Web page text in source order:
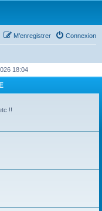
Connexion
M’enregistrer
18:04
!!